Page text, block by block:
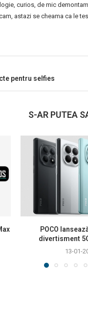
curios, de mic
astazi se cheama ca le
pentru selfies
S-AR PUTEA
POCO
divertisment
13-01-